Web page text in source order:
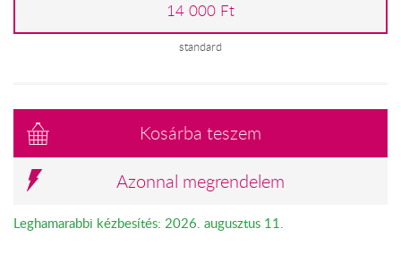
14 000 Ft
standard
Kosárba teszem
Azonnal megrendelem
Leghamarabbi kézbesítés: 2026. augusztus 11.